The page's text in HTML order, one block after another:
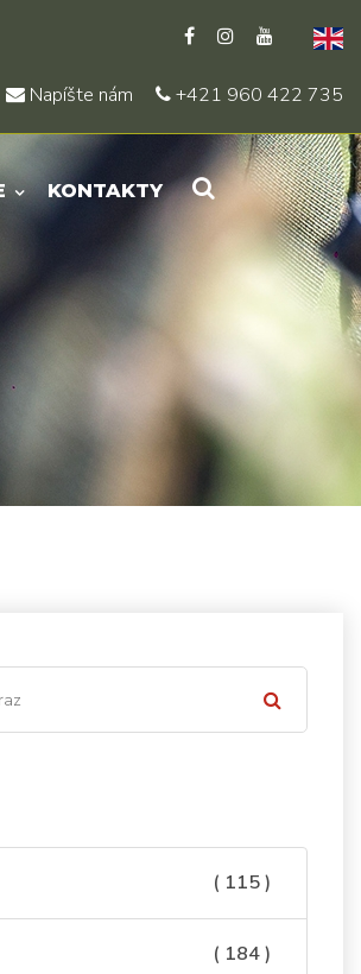
Napíšte nám +421 960 422 735
KONTAKTY
( 115 )
( 184 )